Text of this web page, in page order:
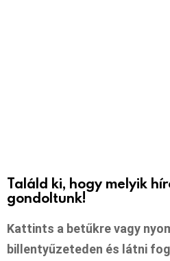
Találd ki, hogy melyik
gondoltunk!
Kattints a betűkre vagy
billentyűzeteden és látni